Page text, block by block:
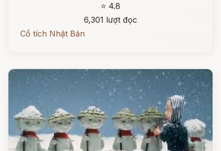
⭐ 4.8
6,301 lượt đọc
Cổ tích Nhật Bản